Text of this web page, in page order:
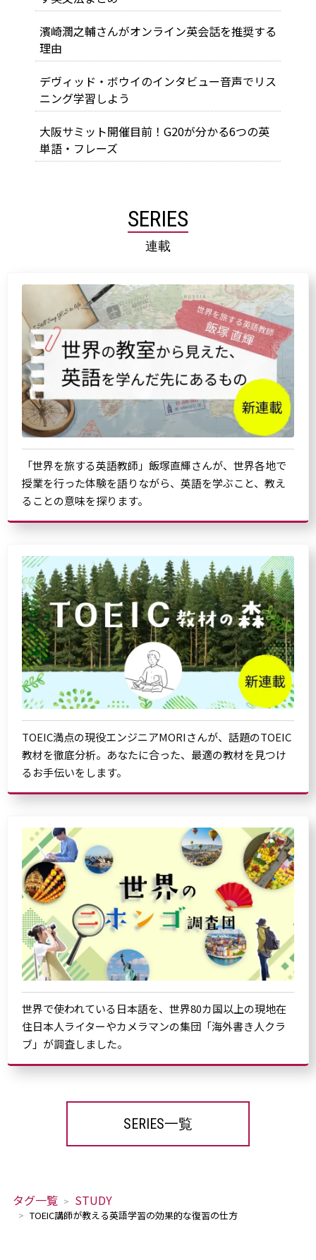
濱崎潤之輔さんがオンライン英会話を推奨する
理由
デヴィッド・ボウイのインタビュー音声でリス
ニング学習しよう
大阪サミット開催目前！G20が分かる6つの英
単語・フレーズ
SERIES
連載
「世界を旅する英語教師」飯塚直輝さんが、世界各地で
授業を行った体験を語りながら、英語を学ぶこと、教え
ることの意味を探ります。
TOEIC満点の現役エンジニアMORIさんが、話題のTOEIC
教材を徹底分析。あなたに合った、最適の教材を見つけ
るお手伝いをします。
世界で使われている日本語を、世界80カ国以上の現地在
住日本人ライターやカメラマンの集団「海外書き人クラ
ブ」が調査しました。
SERIES一覧
タグ一覧 STUDY
TOEIC講師が教える英語学習の効果的な復習の仕方